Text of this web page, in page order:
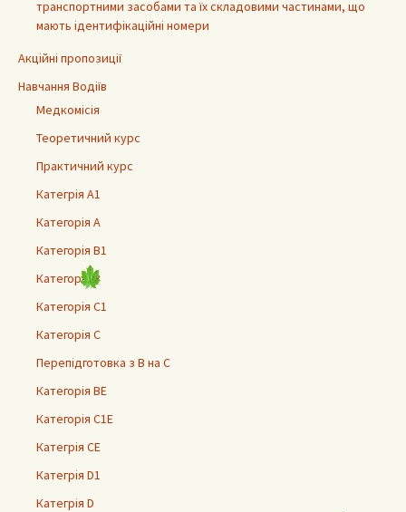
транспортними засобами та їх складовими частинами, що
мають ідентифікаційні номери
Акційні пропозиції
Навчання Водіїв
Медкомісія
Теоретичний курс
Практичний курс
Категрія А1
Категорія А
Категорія В1
Категорія В
Категорія С1
Категорія С
Перепідготовка з В на С
Категорія ВЕ
Категорія С1Е
Категрія СЕ
Категрія D1
Категрія D